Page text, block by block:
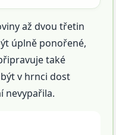
až dvou třetin
úplně ponořené,
také
v hrnci dost
nevypařila.